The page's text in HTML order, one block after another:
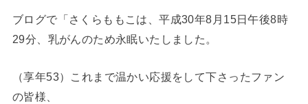
ブログで「さくらももこは、平成30年8月15日午後8時
29分、乳がんのため永眠いたしました。
（享年53）これまで温かい応援をして下さったファン
の皆様、